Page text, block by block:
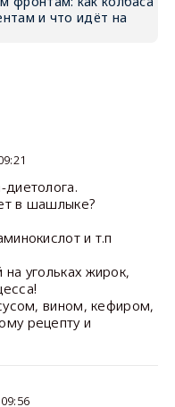
и что идёт на
в шашлыке?
и т.п
угольках жирок,
вином, кефиром,
рецепту и